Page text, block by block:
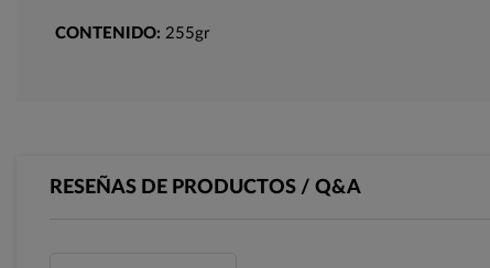
CONTENIDO: 255gr
RESEÑAS DE PRODUCTOS / Q&A